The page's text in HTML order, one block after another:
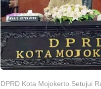
DPRD Kota Mojokerto Setujui